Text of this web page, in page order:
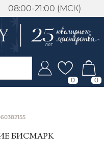
08:00-21:00 (МСК)
0 0
БИСМАРК